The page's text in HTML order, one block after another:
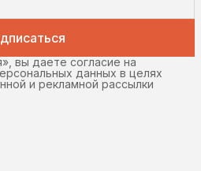
вы даете согласие на
данных в целях
и рекламной рассылки